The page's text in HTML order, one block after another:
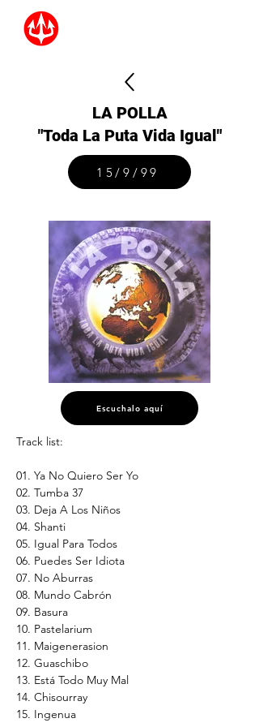
LA POLLA
"Toda La Puta Vida Igual"
15/9/99
Escuchalo aquí
Track list:
01. Ya No Quiero Ser Yo
02. Tumba 37
03. Deja A Los Niños
04. Shanti
05. Igual Para Todos
06. Puedes Ser Idiota
07. No Aburras
08. Mundo Cabrón
09. Basura
10. Pastelarium
11. Maigenerasion
12. Guaschibo
13. Está Todo Muy Mal
14. Chisourray
15. Ingenua